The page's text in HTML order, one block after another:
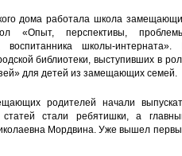
дома работала школа
«Опыт, перспективы,
воспитанника школы-интерната».
библиотеки, выступивших в
для детей из замещающих семей.
родителей начали
стали ребятишки, а
Мордвина. Уже вышел